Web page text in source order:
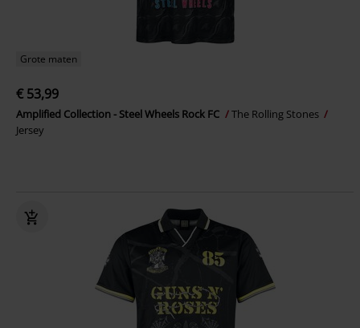
Grote maten
€ 53,99
Amplified Collection - Steel Wheels Rock FC
The Rolling Stones
Jersey